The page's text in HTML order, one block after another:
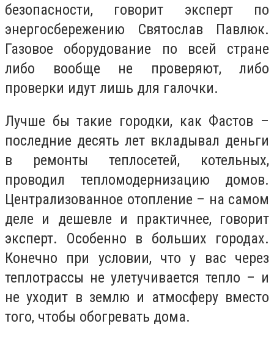
безопасности, говорит эксперт по
энергосбережению Святослав Павлюк.
Газовое оборудование по всей стране
либо вообще не проверяют, либо
проверки идут лишь для галочки.
Лучше бы такие городки, как Фастов –
последние десять лет вкладывал деньги
в ремонты теплосетей, котельных,
проводил тепломодернизацию домов.
Централизованное отопление – на самом
деле и дешевле и практичнее, говорит
эксперт. Особенно в больших городах.
Конечно при условии, что у вас через
теплотрассы не улетучивается тепло – и
не уходит в землю и атмосферу вместо
того, чтобы обогревать дома.